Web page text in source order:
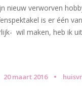
nieuw verworven
is er één
wil maken, heb ik
20 maart 2016